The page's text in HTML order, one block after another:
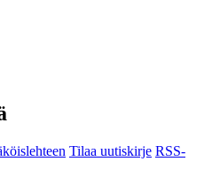
Tilaa uutiskirje RSS-